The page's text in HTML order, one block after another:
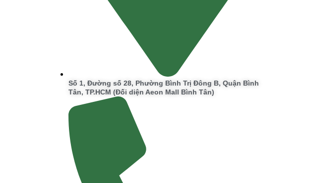
Số 1, Đường số 28, Phường Bình Trị Đông B, Quận Bình
Tân, TP.HCM (Đối diện Aeon Mall Bình Tân)